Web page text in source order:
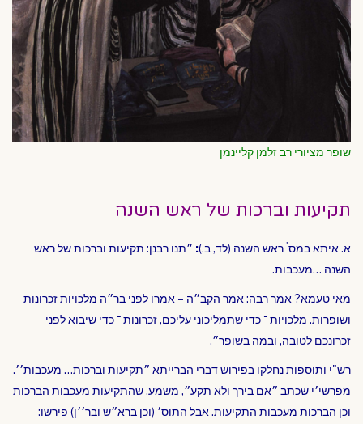
שופר מציורי רב זלמן קליינמן
תקיעות וברכות של ראש השנה
א. איתא במס' ראש השנה (לד, ב.): ״תנו רבנן: תקיעות וברכות של ראש
השנה …מעכבות.
מאי טעמא? אמר רבה: אמר הקב״ה – אמרו לפני בר״ה מלכויות זכרונות
ושופרות. מלכויות ־ כדי שתמליכוני עליכם, זכרונות ־ כדי שיבוא לפני
זכרונכם לטובה, ובמה בשופר״.
רש"י ותוספות נחלקו בפירוש דברי הברייתא ״תקיעות וברכות… מעכבות׳׳.
מפרשי׳י שכתב ״אם בירך ולא תקע״, משמע, שהתקיעות מעכבות הברכות
וכן הברכות מעכבות התקיעות. אבל התוס׳ (וכן ברא״ש ובר׳׳ן) פירשו: